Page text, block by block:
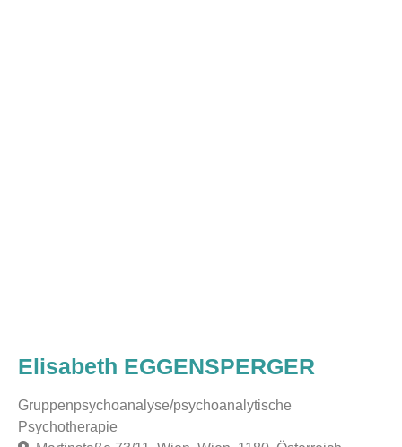
Elisabeth EGGENSPERGER
Gruppenpsychoanalyse/psychoanalytische
Psychotherapie